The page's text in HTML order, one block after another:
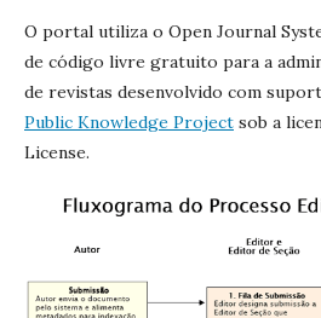
O portal utiliza o Open Journal
de código livre gratuito para a
de revistas desenvolvido com
Public Knowledge Project sob a
License.